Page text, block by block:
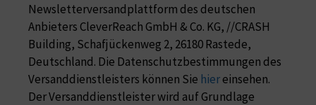
Newsletterversandplattform des deutschen
Anbieters CleverReach GmbH & Co. KG, //CRASH
Building, Schafjückenweg 2, 26180 Rastede,
Deutschland. Die Datenschutzbestimmungen des
Versanddienstleisters können Sie hiereinsehen.
Der Versanddienstleister wird auf Grundlage